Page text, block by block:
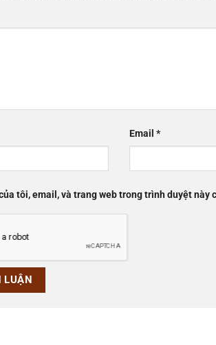
Email*
tôi, email, và trang web trong trình duyệt này